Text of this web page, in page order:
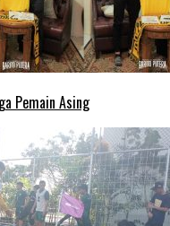
Pemain Asing